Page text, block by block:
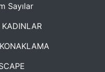
Sayılar